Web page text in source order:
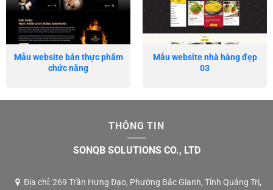
Mẫu website bán thực phẩm
chức năng
Mẫu website nhà hàng đẹp
03
THÔNG TIN
SONQB SOLUTIONS CO., LTD
Địa chỉ: 269 Trần Hưng Đạo, Phường Bắc Gianh, Tỉnh Quảng Trị,